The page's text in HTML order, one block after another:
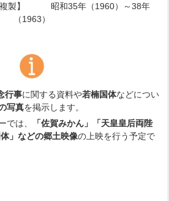
複製】 昭和35年（1960）～38年
（1963）
行事に関する資料や若楠国体などについ
写真を掲示します。
では、
「佐賀みかん」「天皇皇后両陛
」などの郷土映像の上映を行う予定で